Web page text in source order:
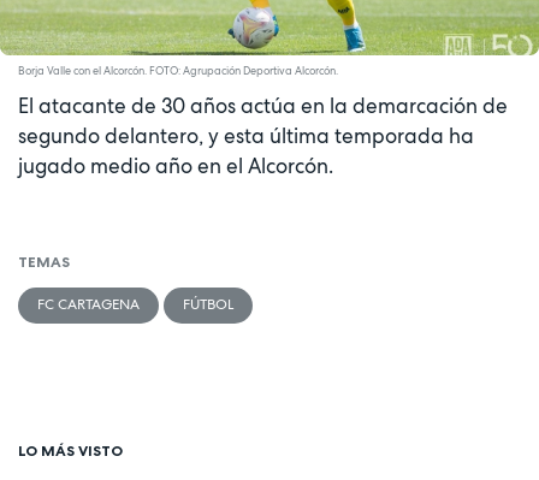
Borja Valle con el Alcorcón. FOTO: Agrupación Deportiva Alcorcón.
El atacante de 30 años actúa en la demarcación de
segundo delantero, y esta última temporada ha
jugado medio año en el Alcorcón.
TEMAS
FC CARTAGENA FÚTBOL
LO MÁS VISTO